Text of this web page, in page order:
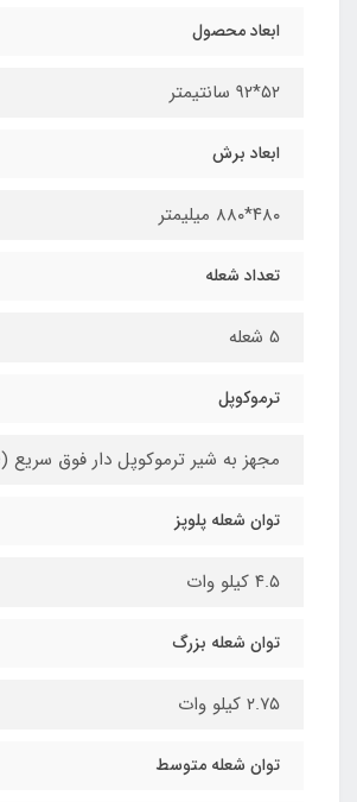
ابعاد محصول
۵۲*۹۲ سانتیمتر
ابعاد برش
۴۸۰*۸۸۰ میلیمتر
تعداد شعله
5 شعله
ترموکوپل
مجهز به شیر ترموکوپل دار فوق سریع (Top Time)
توان شعله پلوپز
۴.۵ کیلو وات
توان شعله بزرگ
۲.۷۵ کیلو وات
توان شعله متوسط